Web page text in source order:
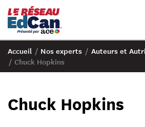
Accueil / Nos experts / Auteurs et
/ Chuck Hopkins
Chuck Hopkins